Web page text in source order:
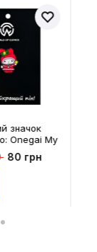
значок
Onegai My
My
80 грн